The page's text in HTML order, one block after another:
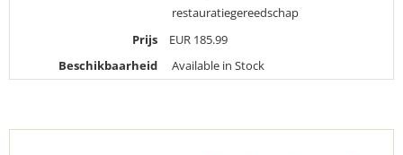
restauratiegereedschap
Prijs
EUR185.99
Beschikbaarheid
Available in Stock